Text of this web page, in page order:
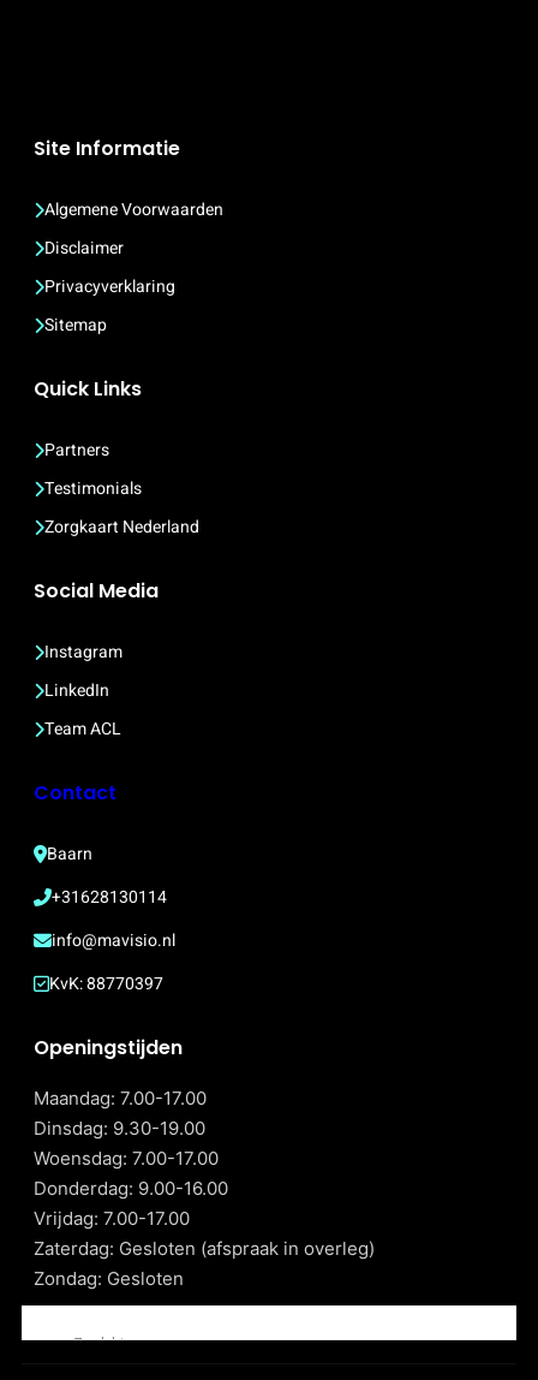
Site Informatie
Algemene Voorwaarden
Disclaimer
Privacyverklaring
Sitemap
Quick Links
Partners
Testimonials
Zorgkaart Nederland
Social Media
Instagram
LinkedIn
Team ACL
Contact
Baarn
+31628130114
info@mavisio.nl
KvK: 88770397
Openingstijden
Maandag: 7.00-17.00
Dinsdag: 9.30-19.00
Woensdag: 7.00-17.00
Donderdag: 9.00-16.00
Vrijdag: 7.00-17.00
Zaterdag: Gesloten (afspraak in overleg)
Zondag: Gesloten